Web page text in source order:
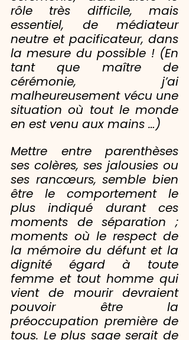
rôle très difficile, mais
essentiel, de médiateur
neutre et pacificateur, dans
la mesure du possible ! (En
tant que maître de
cérémonie, j’ai
malheureusement vécu une
situation où tout le monde
en est venu aux mains …)
Mettre entre parenthèses
ses colères, ses jalousies ou
ses rancœurs, semble bien
être le comportement le
plus indiqué durant ces
moments de séparation ;
moments où le respect de
la mémoire du défunt et la
dignité égard à toute
femme et tout homme qui
vient de mourir devraient
pouvoir être la
préoccupation première de
tous. Le plus sage serait de